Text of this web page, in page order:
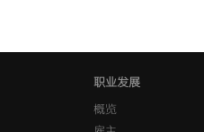
职业发展
概览